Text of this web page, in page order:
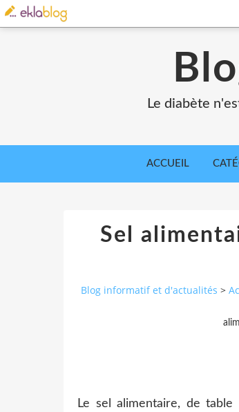
Le diabète
ACCUEIL
Sel
Blog informatif et d'actualités >
Le sel alimentaire, de